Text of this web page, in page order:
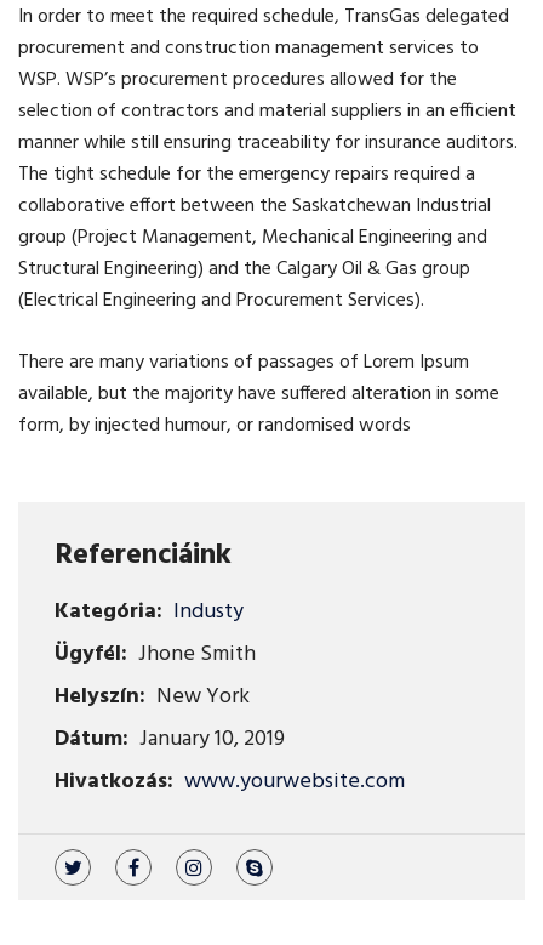
Referenciáink
Kategória: Industy
Ügyfél: Jhone Smith
Helyszín: New York
Dátum: January 10, 2019
Hivatkozás: www.yourwebsite.com
In order to meet the required schedule, TransGas delegated
procurement and construction management services to
WSP. WSP’s procurement procedures allowed for the
selection of contractors and material suppliers in an efficient
manner while still ensuring traceability for insurance auditors.
The tight schedule for the emergency repairs required a
collaborative effort between the Saskatchewan Industrial
group (Project Management, Mechanical Engineering and
Structural Engineering) and the Calgary Oil & Gas group
(Electrical Engineering and Procurement Services).
There are many variations of passages of Lorem Ipsum
available, but the majority have suffered alteration in some
form, by injected humour, or randomised words